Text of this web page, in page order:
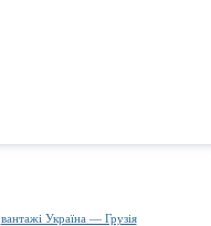
вантажі Україна — Грузія